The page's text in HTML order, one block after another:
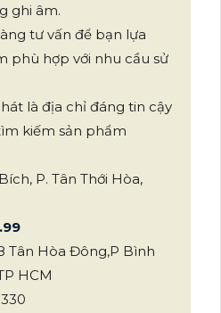
ghi âm.
tư vấn để bạn lựa
phù hợp với nhu cầu sử
là địa chỉ đáng tin cậy
kiếm sản phẩm
P. Tân Thới Hòa,
Tân Hòa Đông,P Bình
HCM